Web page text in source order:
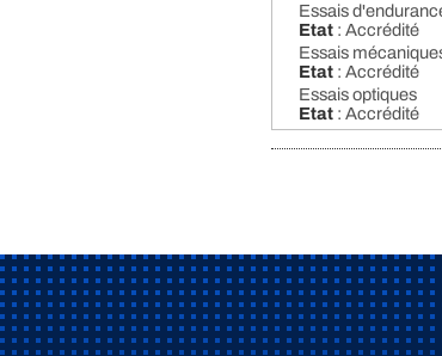
Essais
Etat : Accrédité
Essais
Etat : Accrédité
Essais optiques
Etat : Accrédité